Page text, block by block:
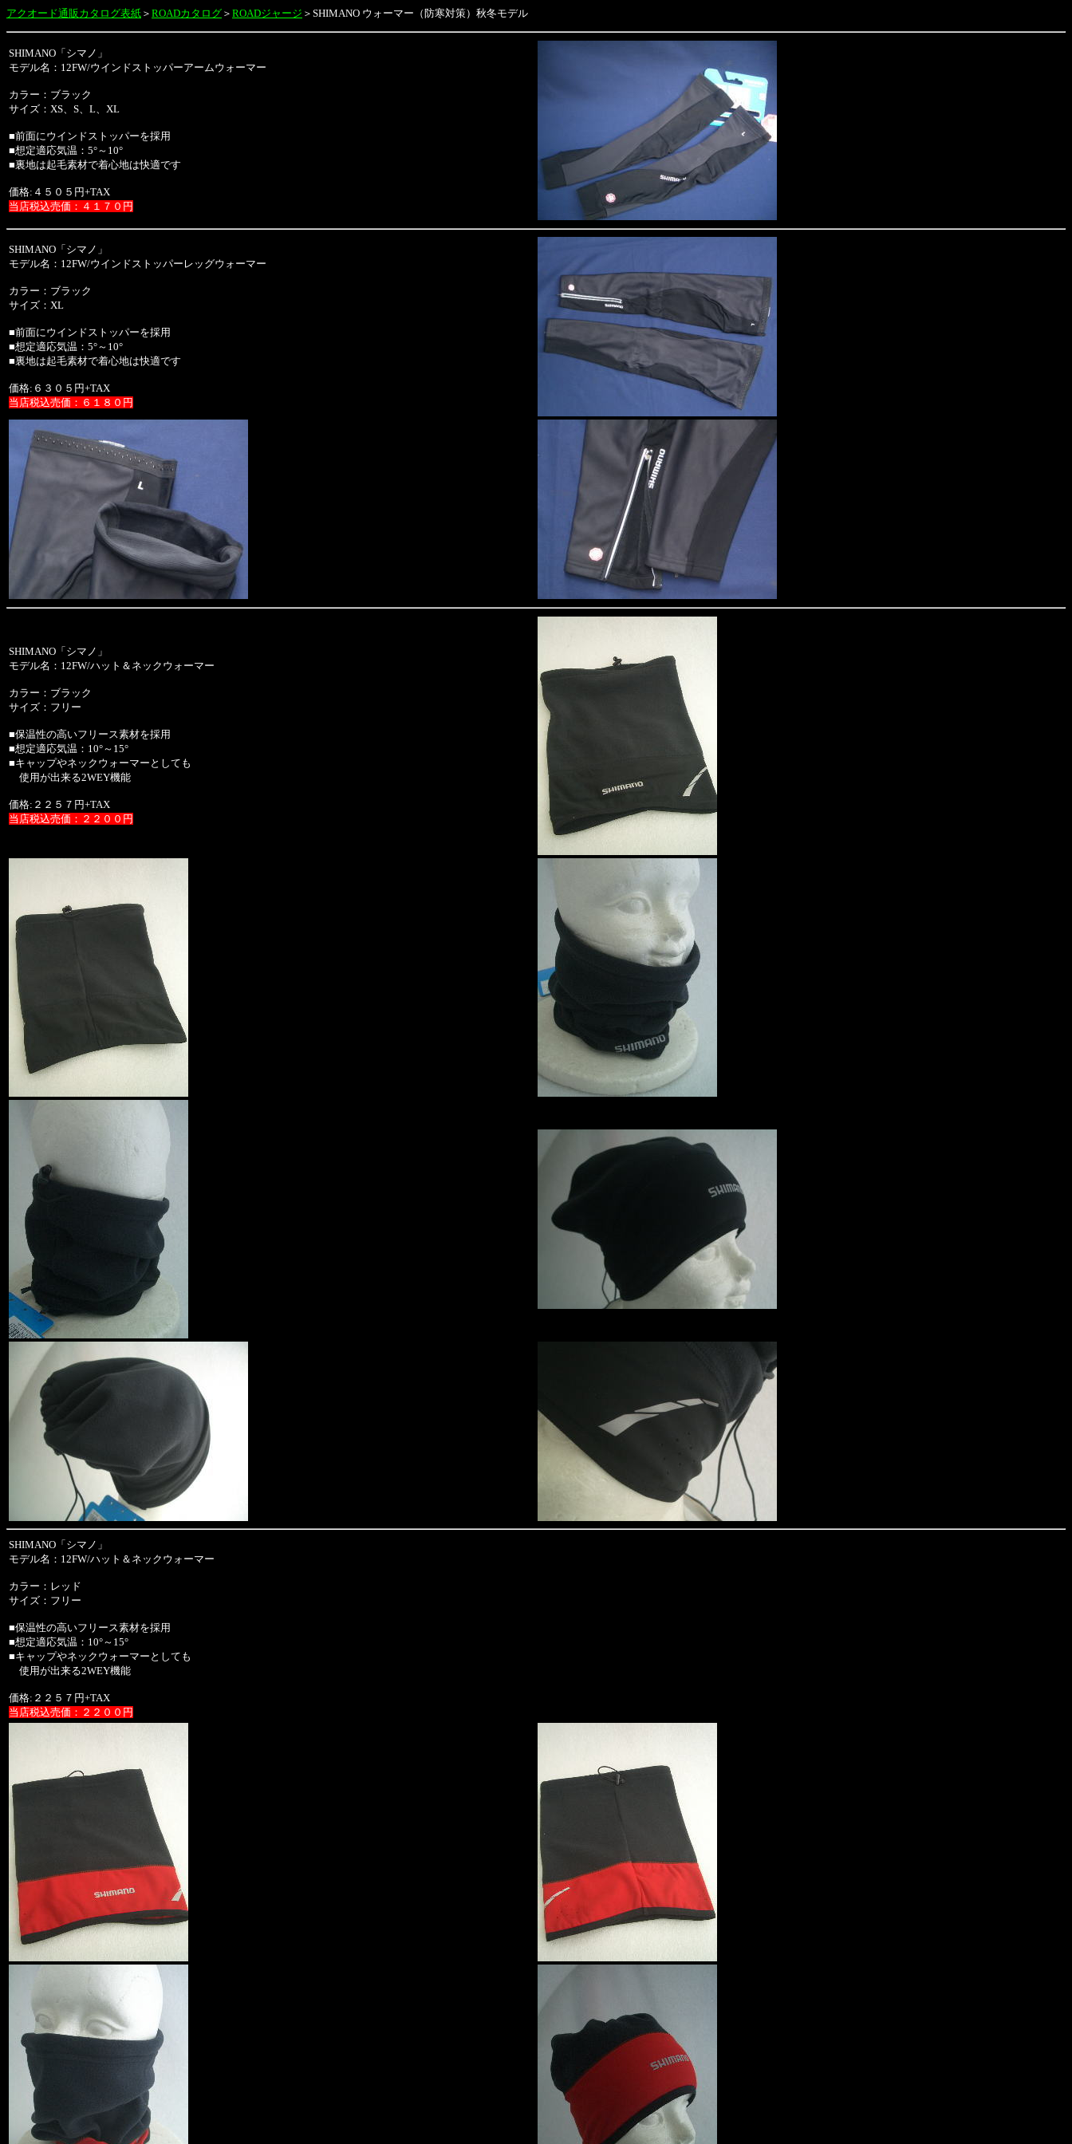
アクオード通販カタログ表紙 ＞ ROADカタログ ＞ ROADジャージ ＞ SHIMANO ウォーマー（防寒対策） 秋冬モデル
SHIMANO「シマノ」
モデル名：12FW/ウインドストッパーアームウォーマー
カラー：ブラック
サイズ：XS、S、L、XL
■前面にウインドストッパーを採用
■想定適応気温：5°～10°
■裏地は起毛素材で着心地は快適です
価格:４５０５円+TAX
当店税込売価：４１７０円
SHIMANO「シマノ」
モデル名：12FW/ウインドストッパーレッグウォーマー
カラー：ブラック
サイズ：XL
■前面にウインドストッパーを採用
■想定適応気温：5°～10°
■裏地は起毛素材で着心地は快適です
価格:６３０５円+TAX
当店税込売価：６１８０円
SHIMANO「シマノ」
モデル名：12FW/ハット＆ネックウォーマー
カラー：ブラック
サイズ：フリー
■保温性の高いフリース素材を採用
■想定適応気温：10°～15°
■キャップやネックウォーマーとしても
使用が出来る2WEY機能
価格:２２５７円+TAX
当店税込売価：２２００円
SHIMANO「シマノ」
モデル名：12FW/ハット＆ネックウォーマー
カラー：レッド
サイズ：フリー
■保温性の高いフリース素材を採用
■想定適応気温：10°～15°
■キャップやネックウォーマーとしても
使用が出来る2WEY機能
価格:２２５７円+TAX
当店税込売価：２２００円